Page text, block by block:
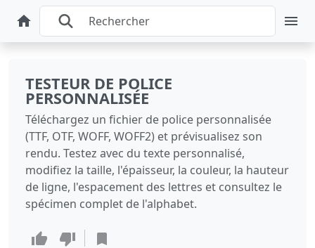
TESTEUR DE POLICE
PERSONNALISÉE
Téléchargez un fichier de police personnalisée
(TTF, OTF, WOFF, WOFF2) et prévisualisez son
rendu. Testez avec du texte personnalisé,
modifiez la taille, l'épaisseur, la couleur, la hauteur
de ligne, l'espacement des lettres et consultez le
spécimen complet de l'alphabet.